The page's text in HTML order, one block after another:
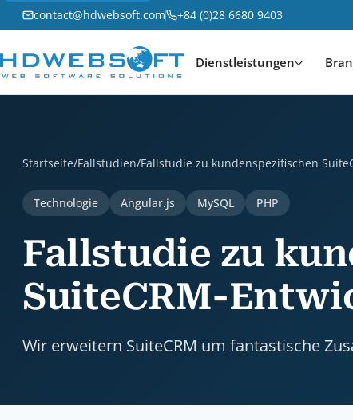
contact@hdwebsoft.com +84 (0)28 6680 9403
Dienstleistungen
Startseite/Fallstudien/Fallstudie zu kundenspezifischen
Technologie Angular.js MySQL PHP
Fallstudie zu
SuiteCRM-
Wir erweitern SuiteCRM um fantastische